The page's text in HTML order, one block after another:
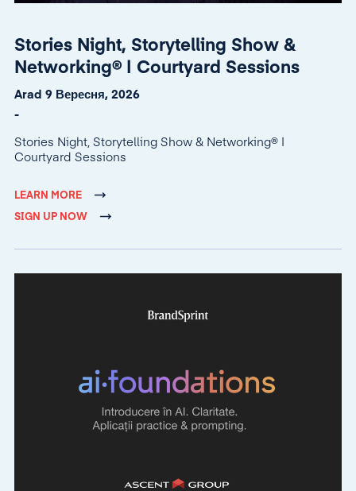
Stories Night, Storytelling Show &
Networking® | Courtyard Sessions
Arad 9 Вересня, 2026
-
Stories Night, Storytelling Show & Networking® |
Courtyard Sessions
LEARN MORE
SIGN UP NOW